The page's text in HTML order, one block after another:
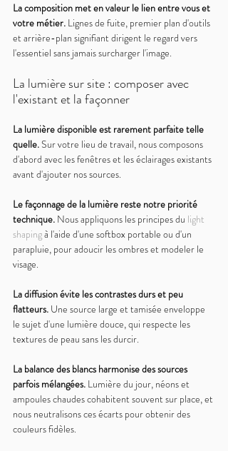
La composition met en valeur le lien entre vous et
votre métier. Lignes de fuite, premier plan d'outils
et arrière-plan signifiant dirigent le regard vers
l'essentiel sans jamais surcharger l'image.
La lumière sur site : composer avec
l'existant et la façonner
La lumière disponible est rarement parfaite telle
quelle. Sur votre lieu de travail, nous composons
d'abord avec les fenêtres et les éclairages existants
avant d'ajouter nos sources.
Le façonnage de la lumière reste notre priorité
technique. Nous appliquons les principes du light
shaping à l'aide d'une softbox portable ou d'un
parapluie, pour adoucir les ombres et modeler le
visage.
La diffusion évite les contrastes durs et peu
flatteurs. Une source large et tamisée enveloppe
le sujet d'une lumière douce, qui respecte les
textures de peau sans les durcir.
La balance des blancs harmonise des sources
parfois mélangées. Lumière du jour, néons et
ampoules chaudes cohabitent souvent sur place, et
nous neutralisons ces écarts pour obtenir des
couleurs fidèles.